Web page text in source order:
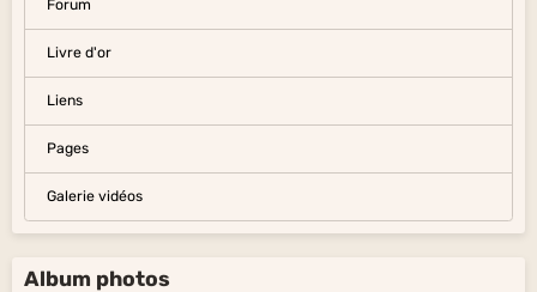
Forum
Livre d'or
Liens
Pages
Galerie vidéos
Album photos